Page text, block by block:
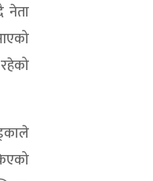
नेता